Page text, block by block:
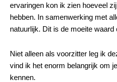
ervaringen kon ik zien hoeveel
hebben. In samenwerking met
natuurlijk. Dit is de moeite waard
Niet alleen als voorzitter leg ik
vind ik het enorm belangrijk om
kennen.